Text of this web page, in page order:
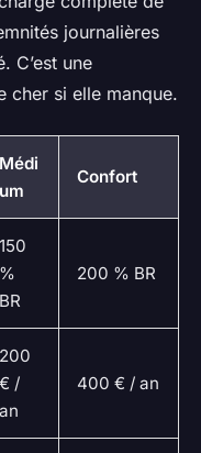
journalières
C’est une
cher si elle manque.
Médi
um
Confort
150
%
BR
200 % BR
200
€ /
an
400 € / an